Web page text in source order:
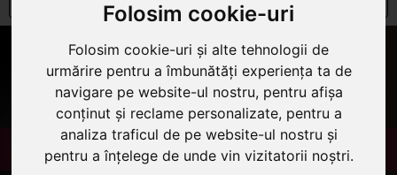
Folosim cookie-uri
Folosim cookie-uri și alte tehnologii de
urmărire pentru a îmbunătăți experiența ta de
navigare pe website-ul nostru, pentru afișa
conținut și reclame personalizate, pentru a
analiza traficul de pe website-ul nostru și
pentru a înțelege de unde vin vizitatorii noștri.